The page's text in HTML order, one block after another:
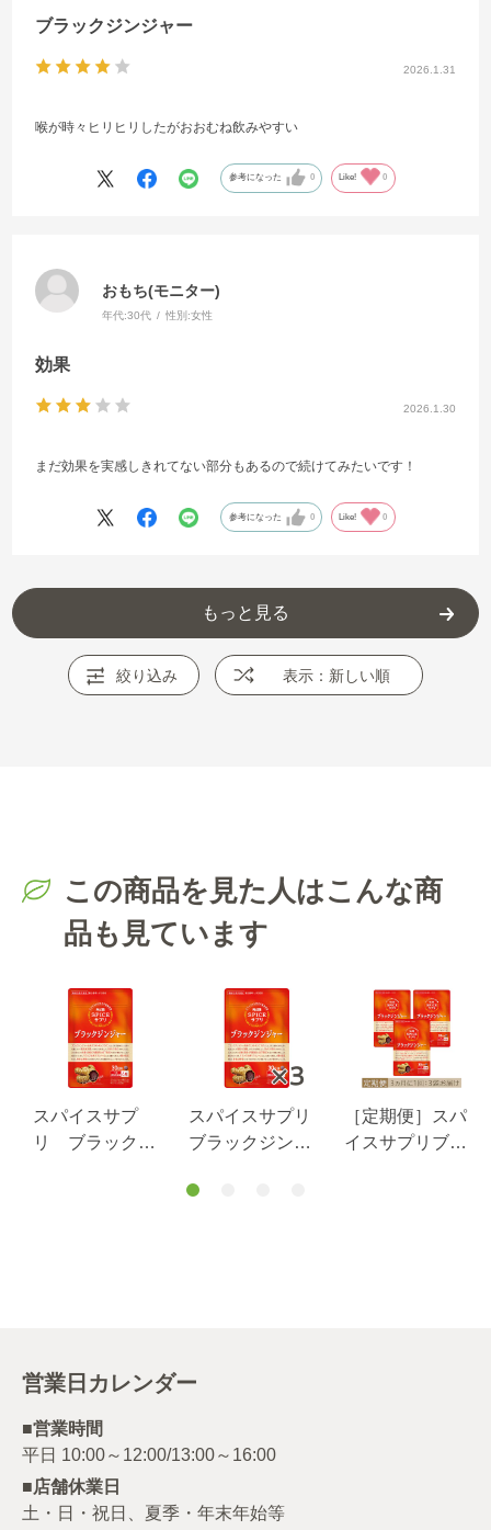
2026.1.31
ブラックジンジャー
喉が時々ヒリヒリしたがおおむね飲みやすい
参考になった 0 Like! 0
2026.1.30
効果
おもち(モニター)
年代:30代 性別:女性
まだ効果を実感しきれてない部分もあるので続けてみたいです！
参考になった 0 Like! 0
もっと見る
絞り込み 表示：新しい順
この商品を見た人はこんな商
品も見ています
スパイスサプ
リ ブラックジ
スパイスサプリ
ブラックジンジ
肪・食後血糖値
［定期便］スパ
イスサプリブラ
営業日カレンダー
■営業時間
■店舗休業日
土・日・祝日、夏季・年末年始等